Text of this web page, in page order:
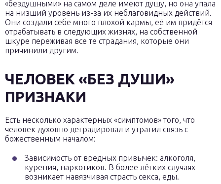
«бездушными» на самом деле имеют душу, но она упала
на низший уровень из-за их неблаговидных действий.
Они создали себе много плохой кармы, её им придётся
отрабатывать в следующих жизнях, на собственной
шкуре переживая все те страдания, которые они
причинили другим.
ЧЕЛОВЕК «БЕЗ ДУШИ»
ПРИЗНАКИ
Есть несколько характерных «симптомов» того, что
человек духовно деградировал и утратил связь с
божественным началом:
Зависимость от вредных привычек: алкоголя,
курения, наркотиков. В более лёгких случаях
возникает навязчивая страсть секса, еды.